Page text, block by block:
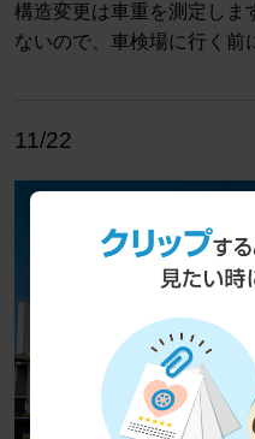
構造変更は車重を測定しま
ないので、車検場に行く前
11/22